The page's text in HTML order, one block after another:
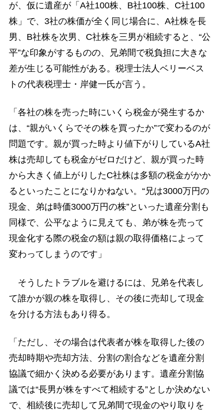
が、仮に遺産が「A社100株、B社100株、C社100
株」で、3社の株価が全く同じ場合に、A社株を長
男、B社株を次男、C社株を三男が相続すると、“公
平”な印象がするものの、兄弟間で税負担に大きな
差が生じる可能性がある。税理士法人ベリーベス
トの代表税理士・岸健一氏が言う。
「各社の株を売った時にいくら税金が発生するか
は、“親がいくらでその株を買ったか”で変わるのが
問題です。親が買った時より値下がりしているA社
株は売却しても税金がゼロだけど、親が買った時
から大きく値上がりしたC社株は多額の税金がかか
るといったことになりかねない。“兄は3000万円の
現金、弟は時価3000万円の株”といった遺産分割も
同様で、公平なように見えても、弟が株を売って
現金化する際の税金の額は親の取得価格によって
変わってしまうのです」
そうしたトラブルを避けるには、兄弟を代表し
て誰かが親の株を取得し、その後に売却して現金
を分ける方法もあり得る。
「ただし、その場合は代表者が株を取得した後の
売却時期や売却方法、分割の割合などを遺産分割
協議で細かく決める必要があります。遺産分割協
議では“長男が株をすべて相続する”としか決めない
で、相続後に売却して兄弟間で現金のやり取りを